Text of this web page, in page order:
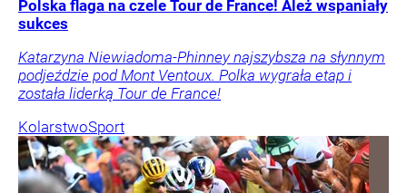
Polska flaga na czele Tour de France! Ależ wspaniały
sukces
Katarzyna Niewiadoma-Phinney najszybsza na słynnym
podjeździe pod Mont Ventoux. Polka wygrała etap i
została liderką Tour de France!
KolarstwoSport